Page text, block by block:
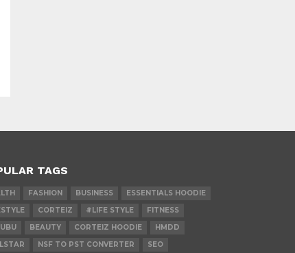
TAGS
FASHION BUSINESS
ESSENTIALS HOODIE
CORTEIZ #LIFE STYLE
FITNESS
BEAUTY CORTEIZ HOODIE
HMDD
NSF TO PST CONVERTER
SEO